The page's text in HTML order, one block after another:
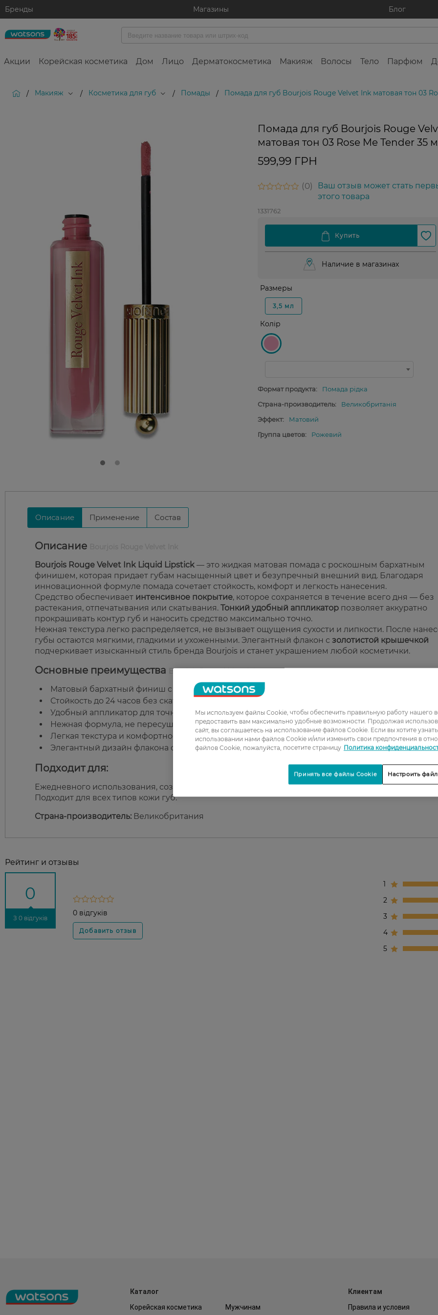
Бренды Магазины Блог
Акции Корейская косметика Дом Лицо Дерматокосметика Макияж Волосы Тело Парфюм
/ Макияж / Косметика для губ / Помады / Помада для губ Bourjois Rouge Velvet Ink матовая тон 03
Помада для губ Bourjois Rouge
матовая тон 03 Rose Me Tender 35
599,99 ГРН
0
Ваш отзыв может стать
этого товара
1331762
Наличие в магазинах
Размеры
3,5 мл
Колір
Формат продукта:
Помада рідка
Страна-производитель:
Великобританія
Эффект:
Матовий
Группа цветов:
Рожевий
Описание Применение Состав
Описание
Bourjois Rouge Velvet Ink Liquid Lipstick — это жидкая матовая помада с роскошным бархатным
финишем, которая придает губам насыщенный цвет и безупречный внешний вид. Благодаря
инновационной формуле помада сочетает стойкость, комфорт и легкость нанесения.
Средство обеспечивает интенсивное покрытие, которое сохраняется в течение всего дня — без
растекания, отпечатывания или скатывания. Тонкий удобный аппликатор позволяет аккуратно
прокрашивать контур губ и наносить средство максимально точно.
Нежная текстура легко распределяется, не вызывает ощущения сухости и липкости. После
губы остаются мягкими, гладкими и ухоженными. Элегантный флакон с золотистой крышечкой
подчеркивает изысканный стиль бренда Bourjois и станет украшением любой косметички.
Основные преимущества Bourjois Rouge Velvet Ink
Матовый бархатный финиш с насыщенным цветом.
Стойкость до 24 часов без скатывания и следов.
Удобный аппликатор для точного и равномерного нанесения.
Нежная формула, не пересушивающая кожу губ.
Легкая текстура и комфортное ощущение на губах.
Элегантный дизайн флакона с золотистой крышечкой.
Подходит для:
Ежедневного использования, создания как естественного, так и выразительного макияжа губ.
Подходит для всех типов кожи губ.
Страна-производитель: Великобритания
Рейтинг и отзывы
0
З 0 відгуків
0 відгуків
1
2
3
4
5
Каталог
Корейская косметика
Мужчинам
Клиентам
Правила и условия
Мы используем файлы Cookie, чтобы обеспечить правильную работу нашего
предоставить вам максимально удобные возможности. Продолжая
сайт, вы соглашаетесь на использование файлов Cookie. Если вы хотите
использовании нами файлов Cookie и/или изменить свои предпочтения в
файлов Cookie, пожалуйста, посетите страницу Политика
Настроить
Принять все файлы Cookie